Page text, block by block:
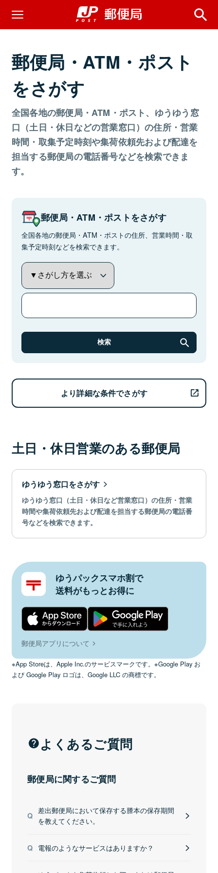
郵便局・ATM・ポスト
をさがす
全国各地の郵便局・ATM・ポスト、ゆうゆう窓
口（土日・休日などの営業窓口）の住所・営業
時間・取集予定時刻や集荷依頼先および配達を
担当する郵便局の電話番号などを検索できま
す。
郵便局・ATM・ポストをさがす
全国各地の郵便局・ATM・ポストの住所、営業時間・取
集予定時刻などを検索できます。
検索
より詳細な条件でさがす
土日・休日営業のある郵便局
ゆうゆう窓口をさがす
ゆうゆう窓口（土日・休日など営業窓口）の住所・営業
時間や集荷依頼先および配達を担当する郵便局の電話番
号などを検索できます。
ゆうパックスマホ割で
送料がもっとお得に
郵便局アプリについて
※App Storeは、Apple Inc.のサービスマークです。※Google Play お
よび Google Play ロゴは、Google LLC の商標です。
よくあるご質問
郵便局に関するご質問
差出郵便局において保存する謄本の保存期間
を教えてください。
電報のようなサービスはありますか？